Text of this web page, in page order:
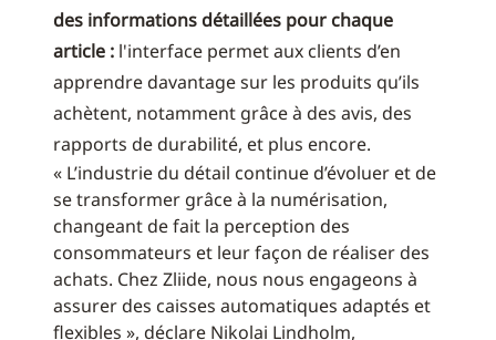
des informations détaillées pour chaque
article : l'interface permet aux clients d’en
apprendre davantage sur les produits qu’ils
achètent, notamment grâce à des avis, des
rapports de durabilité, et plus encore.
« L’industrie du détail continue d’évoluer et de
se transformer grâce à la numérisation,
changeant de fait la perception des
consommateurs et leur façon de réaliser des
achats. Chez Zliide, nous nous engageons à
assurer des caisses automatiques adaptés et
flexibles », déclare Nikolai Lindholm,